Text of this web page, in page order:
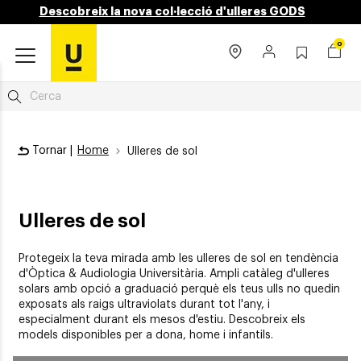
Descobreix la nova col·lecció d'ulleres GODS
0
Tornar | Home Ulleres de sol
Ulleres de sol
Protegeix la teva mirada amb les ulleres de sol en tendència
d'Òptica & Audiologia Universitària. Ampli catàleg d'ulleres
solars amb opció a graduació perquè els teus ulls no quedin
exposats als raigs ultraviolats durant tot l'any, i
especialment durant els mesos d'estiu. Descobreix els
models disponibles per a dona, home i infantils.